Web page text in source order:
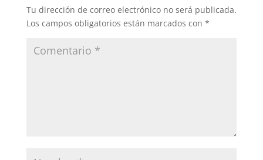
Tu dirección de correo electrónico no será publicada.
Los campos obligatorios están marcados con *